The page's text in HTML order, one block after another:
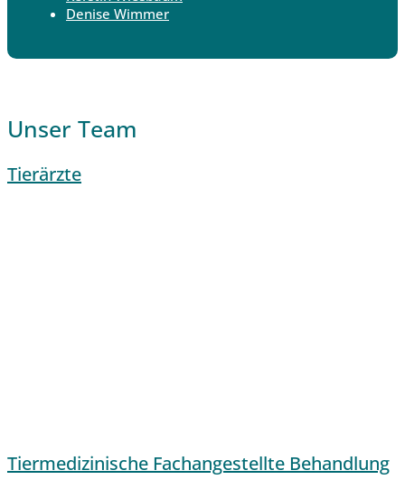
Denise Wimmer
Unser Team
Tierärzte
Tiermedizinische Fachangestellte Behandlung